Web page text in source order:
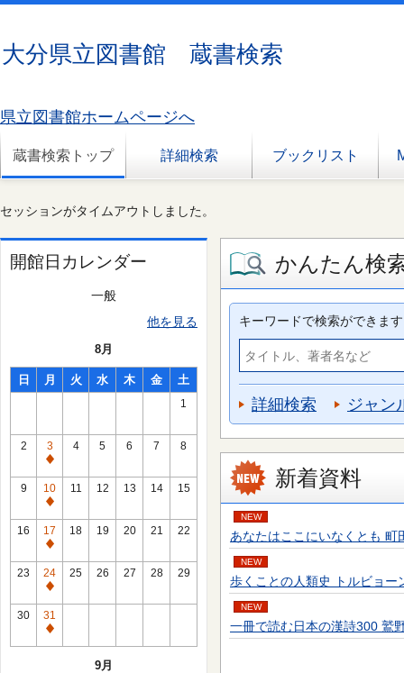
大分県立図書館 蔵書検索
県立図書館ホームページへ
蔵書検索トップ 詳細検索 ブックリスト
セッションがタイムアウトしました。
開館日カレンダー
一般
他を見る
8月
日 月 火 水 木 金 土
1
2
3
通
常
休
館
日
4 5 6 7 8
9
10
通
常
休
館
日
11 12 13 14 15
16
17
通
常
休
館
日
18 19 20 21 22
23
24
通
常
休
館
25 26 27 28 29
30
31
通
9月
かんたん検
キーワードで検索ができます
詳細検索 ジャン
新着資料
NEW
あなたはここにいなくとも
NEW
歩くことの人類史 トルビョ
NEW
一冊で読む日本の漢詩300 鷲